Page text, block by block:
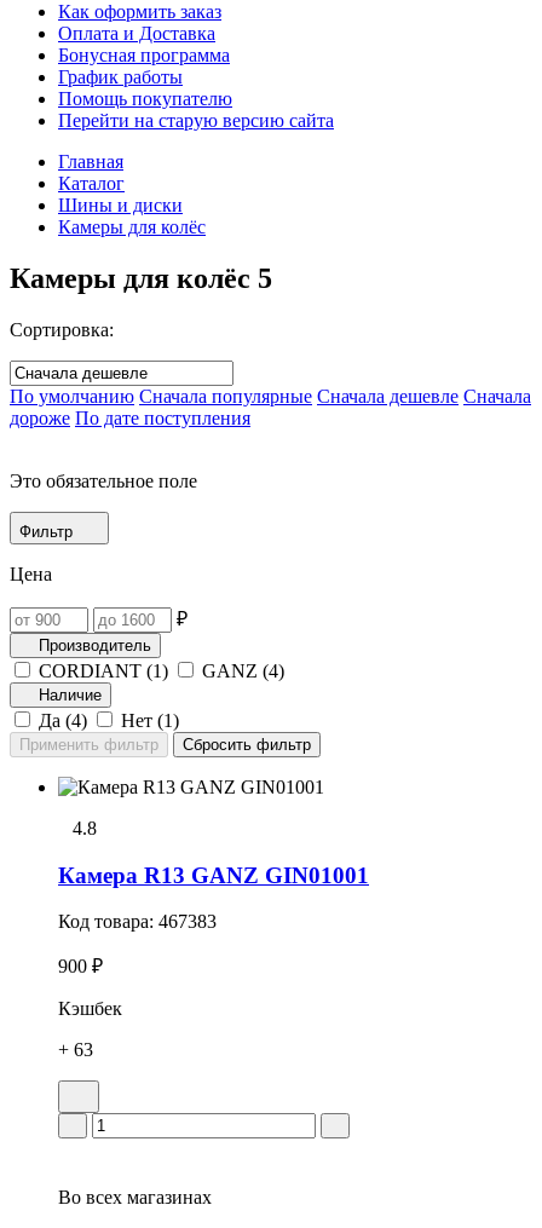
Как оформить заказ
Оплата и Доставка
Бонусная программа
График работы
Помощь покупателю
Перейти на старую версию сайта
Главная
Каталог
Шины и диски
Камеры для колёс
Камеры для колёс 5
Сортировка:
По умолчанию Сначала популярные Сначала дешевле Сначала
дороже По дате поступления
Это обязательное поле
Фильтр
Цена
₽
Производитель
CORDIANT (1) GANZ (4)
Наличие
Да (4) Нет (1)
4.8
Камера R13 GANZ GIN01001
Код товара: 467383
900 ₽
Кэшбек
+ 63
Во всех магазинах